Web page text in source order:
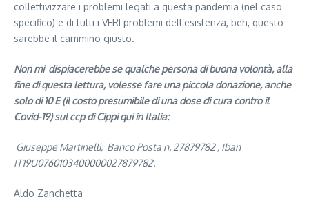
collettivizzare i problemi legati a questa pandemia (nel caso
specifico) e di tutti i VERI problemi dell’e­si­stenza, beh, questo
sarebbe il cammino giusto.
Non mi dispiacerebbe se qualche persona di buona volontà, alla
fine di questa lettura, volesse fare una piccola donazione, anche
solo di 10 E (il costo presumibile di una dose di cura contro il
Covid-19) sul ccp di Cippi qui in Italia:
Giuseppe Martinelli, Banco Posta n. 27879782 , Iban
IT19U0760103400000027879782.
Aldo Zanchetta